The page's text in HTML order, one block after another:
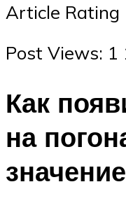
Article Rating
Post Views: 1
Как
на
значение